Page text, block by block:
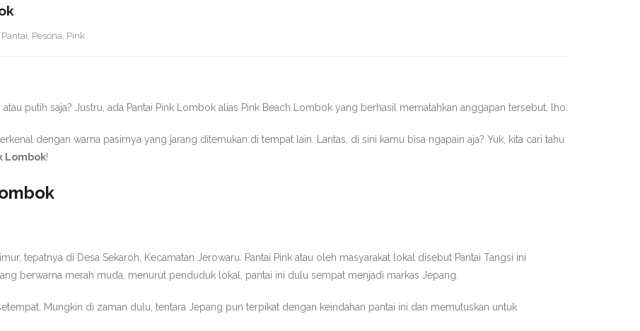
Pantai, Pesona, Pink
putih saja? Justru, ada Pantai Pink Lombok alias Pink Beach Lombok yang berhasil mematahkan anggapan tersebut, lho.
dengan warna pasirnya yang jarang ditemukan di tempat lain. Lantas, di sini kamu bisa ngapain aja? Yuk, kita cari tahu
Lombok!
tepatnya di Desa Sekaroh, Kecamatan Jerowaru. Pantai Pink atau oleh masyarakat lokal disebut Pantai Tangsi ini
berwarna merah muda, menurut penduduk lokal, pantai ini dulu sempat menjadi markas Jepang.
Mungkin di zaman dulu, tentara Jepang pun terpikat dengan keindahan pantai ini dan memutuskan untuk